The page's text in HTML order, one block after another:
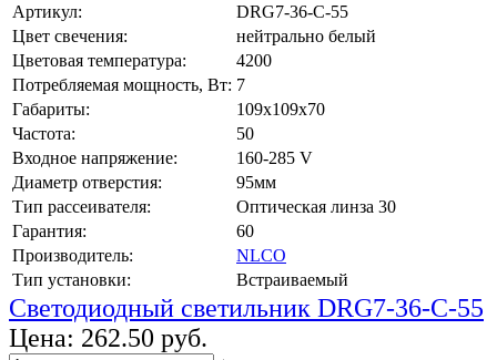
Артикул:
DRG7-36-C-55
Цвет свечения:
нейтрально белый
Цветовая температура:
4200
Потребляемая мощность, Вт: 7
Габариты:
109x109x70
Частота:
50
Входное напряжение:
160-285 V
Диаметр отверстия:
95мм
Тип рассеивателя:
Оптическая линза 30
Гарантия:
60
Производитель:
NLCO
Тип установки:
Встраиваемый
Светодиодный светильник DRG7-36-C-55
Цена: 262.50 руб.